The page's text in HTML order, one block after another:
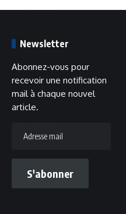
Newsletter
Abonnez-vous pour
recevoir une notification
mail à chaque nouvel
article.
mail
S'abonner